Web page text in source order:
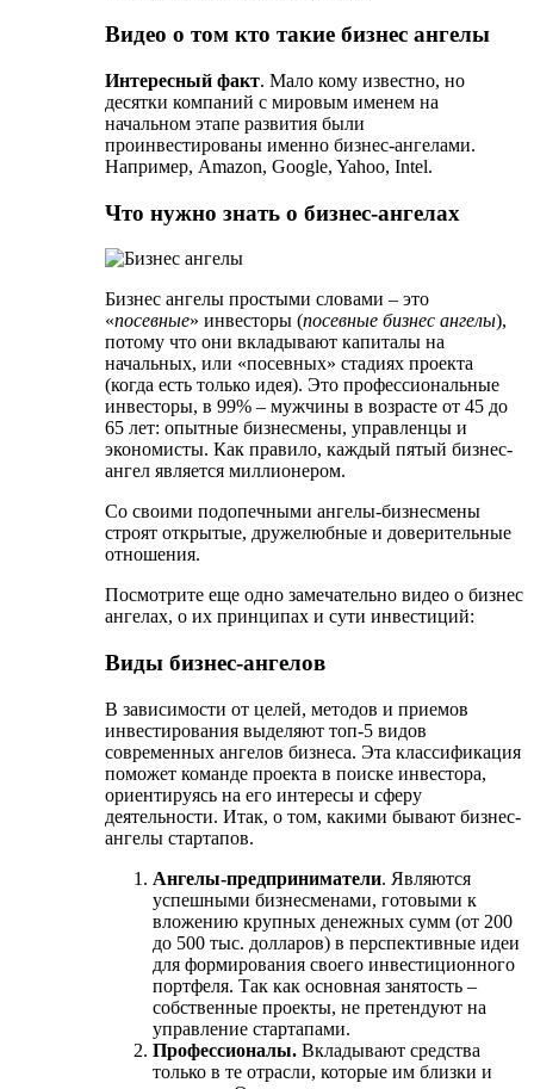
Видео о том кто такие бизнес ангелы
Интересный факт. Мало кому известно, но
десятки компаний с мировым именем на
начальном этапе развития были
проинвестированы именно бизнес-ангелами.
Например, Amazon, Google, Yahoo, Intel.
Что нужно знать о бизнес-ангелах
Бизнес ангелы простыми словами – это
«посевные» инвесторы (посевные бизнес ангелы),
потому что они вкладывают капиталы на
начальных, или «посевных» стадиях проекта
(когда есть только идея). Это профессиональные
инвесторы, в 99% – мужчины в возрасте от 45 до
65 лет: опытные бизнесмены, управленцы и
экономисты. Как правило, каждый пятый бизнес-
ангел является миллионером.
Со своими подопечными ангелы-бизнесмены
строят открытые, дружелюбные и доверительные
отношения.
Посмотрите еще одно замечательно видео о бизнес
ангелах, о их принципах и сути инвестиций:
Виды бизнес-ангелов
В зависимости от целей, методов и приемов
инвестирования выделяют топ-5 видов
современных ангелов бизнеса. Эта классификация
поможет команде проекта в поиске инвестора,
ориентируясь на его интересы и сферу
деятельности. Итак, о том, какими бывают бизнес-
ангелы стартапов.
Ангелы-предприниматели. Являются
успешными бизнесменами, готовыми к
вложению крупных денежных сумм (от 200
до 500 тыс. долларов) в перспективные идеи
для формирования своего инвестиционного
портфеля. Так как основная занятость –
собственные проекты, не претендуют на
управление стартапами.
Профессионалы. Вкладывают средства
только в те отрасли, которые им близки и